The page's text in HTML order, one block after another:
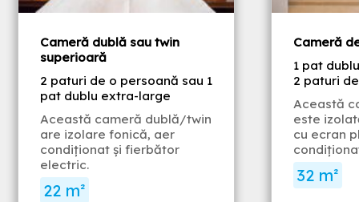
Cameră dublă sau twin
superioară
2 paturi de o persoană sau 1
pat dublu extra-large
Această cameră dublă/twin
are izolare fonică, aer
condiționat și fierbător
electric.
22 m²
Cameră
1 pat
2 paturi
Această
este
cu ecran
32 m²